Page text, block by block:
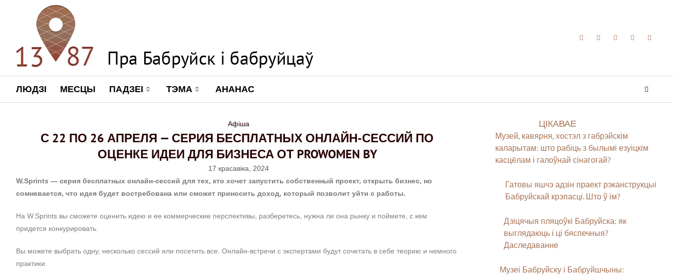
ЛЮДЗІ МЕСЦЫ ПАДЗЕІ ТЭМА АНАНАС
Афіша
С 22 ПО 26 АПРЕЛЯ — СЕРИЯ БЕСПЛАТНЫХ ОНЛАЙН-СЕССИЙ ПО
ОЦЕНКЕ ИДЕИ ДЛЯ БИЗНЕСА ОТ PROWOMEN BY
17 красавіка, 2024
W.Sprints — серия бесплатных онлайн-сессий для тех, кто хочет запустить собственный проект, открыть бизнес, но
сомневается, что идея будет востребована или сможет приносить доход, который позволит уйти с работы.
На W.Sprints вы сможете оценить идею и ее коммерческие перспективы, разберетесь, нужна ли она рынку и поймете, с кем
придется конкурировать.
Вы можете выбрать одну, несколько сессий или посетить все. Онлайн-встречи с экспертами будут сочетать в себе теорию и немного
практики.
ЦІКАВАЕ
Музей, кавярня, хостэл з габрэйскім
каларытам: што рабіць з былымі езуіцкім
касцёлам і галоўнай сінагогай?
Гатовы яшчэ адзін праект рэканструкцыі
Бабруйскай крэпасці. Што ў ім?
Дзіцячыя пляцоўкі Бабруйска: як
выглядаюць і ці бяспечныя?
Даследаванне
Музеі Бабруйску і Бабруйшчыны: